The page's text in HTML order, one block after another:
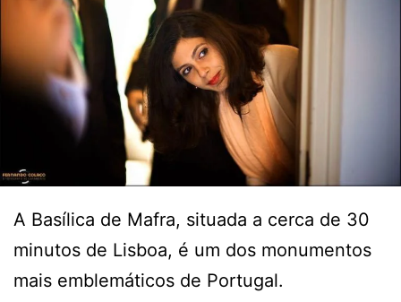
A Basílica de Mafra, situada a cerca de 30
minutos de Lisboa, é um dos monumentos
mais emblemáticos de Portugal.